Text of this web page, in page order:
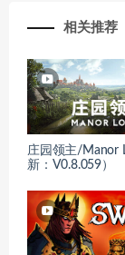
相关推荐
庄园领主/Manor
新：V0.8.059）